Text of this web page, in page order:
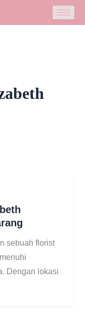
sebuah florist
Dengan lokasi